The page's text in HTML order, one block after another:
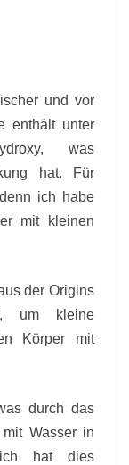
und vor
enthält unter
was
hat. Für
ich habe
mit kleinen
der Origins
um kleine
Körper mit
durch das
Wasser in
hat dies